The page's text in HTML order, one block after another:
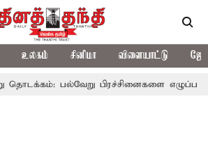
உலகம் சினிமா விளையாட்டு
பிரச்சினைகளை எழுப்ப எதிர்க்கட்சிகள்